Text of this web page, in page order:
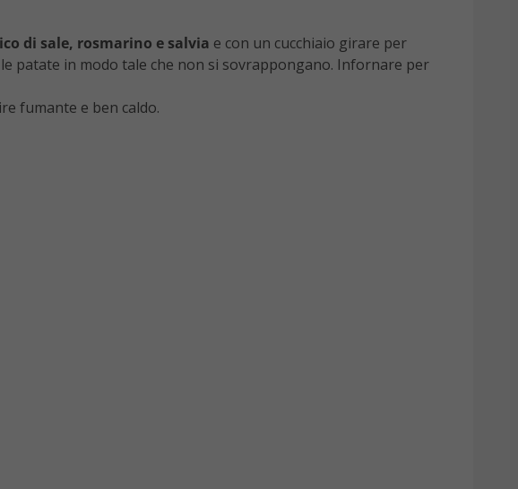
di sale, rosmarino e salvia e con un cucchiaio girare per
patate in modo tale che non si sovrappongano. Infornare per
fumante e ben caldo.